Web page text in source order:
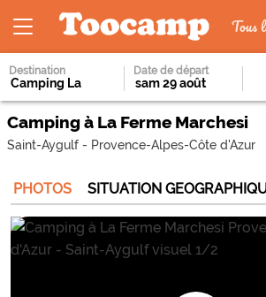
Tous
Destination Date de départ
Camping à La Ferme Marchesi
Saint-Aygulf - Provence-Alpes-Côte d'Azur
PHOTOS SITUATION